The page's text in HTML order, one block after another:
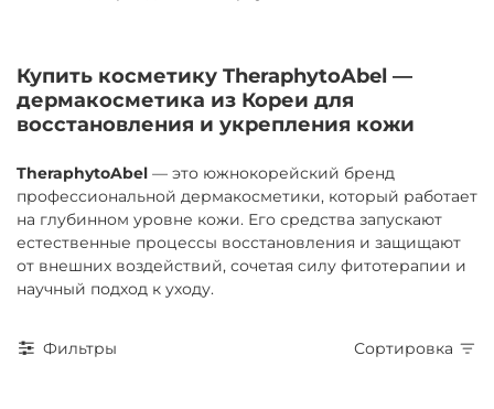
Купить косметику TheraphytoAbel —
дермакосметика из Кореи для
восстановления и укрепления кожи
TheraphytoAbel — это южнокорейский бренд
профессиональной дермакосметики, который работает
на глубинном уровне кожи. Его средства запускают
естественные процессы восстановления и защищают
от внешних воздействий, сочетая силу фитотерапии и
научный подход к уходу.
Фильтры Сортировка